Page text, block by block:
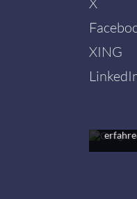
XING
Mit
Karte
Sie die